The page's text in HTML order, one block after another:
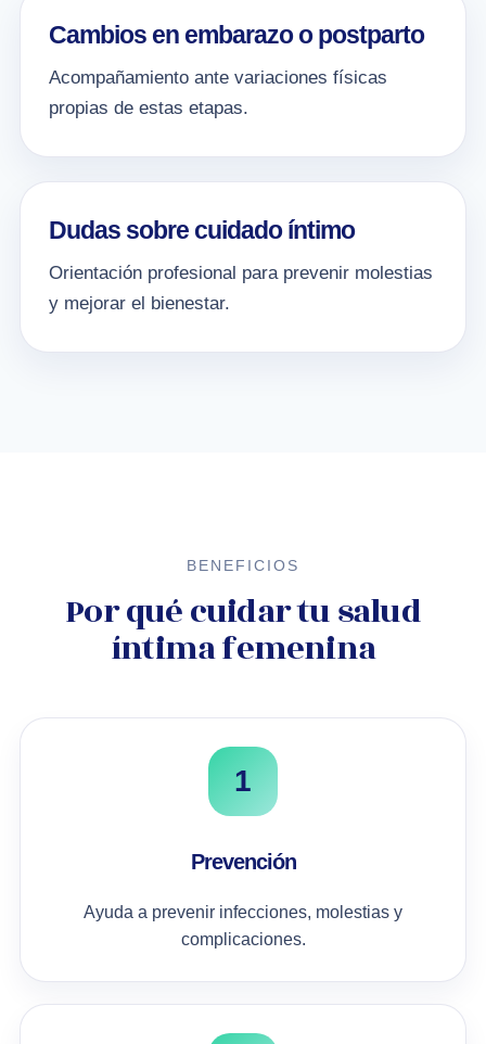
Cambios en embarazo o postparto
Acompañamiento ante variaciones físicas
propias de estas etapas.
Dudas sobre cuidado íntimo
Orientación profesional para prevenir molestias
y mejorar el bienestar.
BENEFICIOS
Por qué cuidar tu salud
íntima femenina
1
Prevención
Ayuda a prevenir infecciones, molestias y
complicaciones.